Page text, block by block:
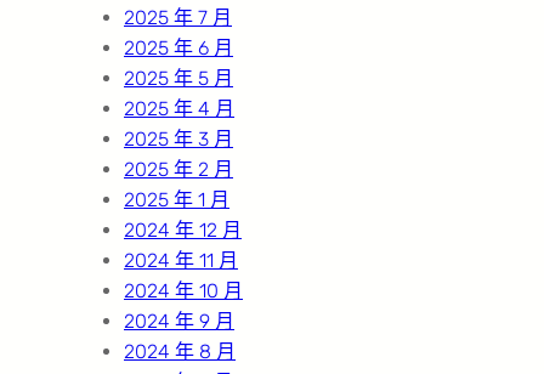
2025 年 7 月
2025 年 6 月
2025 年 5 月
2025 年 4 月
2025 年 3 月
2025 年 2 月
2025 年 1 月
2024 年 12 月
2024 年 11 月
2024 年 10 月
2024 年 9 月
2024 年 8 月